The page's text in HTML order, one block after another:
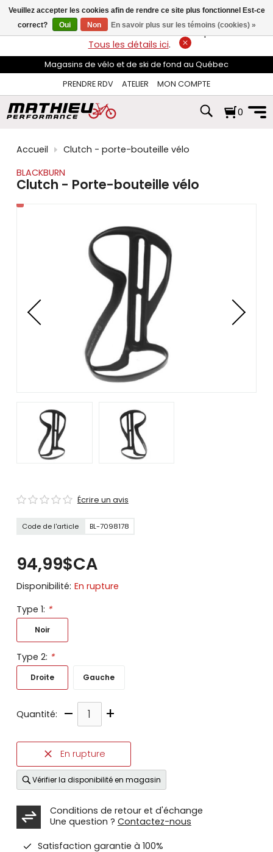
flèches
haut
et
pour
sélectionner
disponible.
Appuyez
pour
au
résultat
de
d'appareils
de
tels
LIVRAISON GRATUITEsur les commandes de plus de 74$*.
Tous les détails ici.
Magasins de vélo et de ski de fond au Québec
PRENDRE RDV
ATELIER MON COMPTE
0
Accueil
Clutch - porte-bouteille vélo
BLACKBURN
Clutch - Porte-bouteille vélo
Écrire un avis
Code de l'article BL-7098178
94,99$CA
Disponibilité: En rupture
Type 1: *
Noir
Type 2: *
Droite Gauche
Quantité: – +
En rupture
Vérifier la disponibilité en magasin
Conditions de retour et d'échange
Une question ? Contactez-nous
Satisfaction garantie à 100%
Veuillez accepter les cookies afin de rendre ce site plus fonctionnel Est-ce
correct?
Oui Non En savoir plus sur les témoins (cookies) »